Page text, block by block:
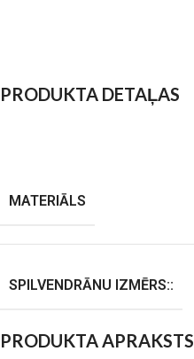
PRODUKTA DETAĻAS
MATERIĀLS
SPILVENDRĀNU IZMĒRS::
PRODUKTA APRAKSTS